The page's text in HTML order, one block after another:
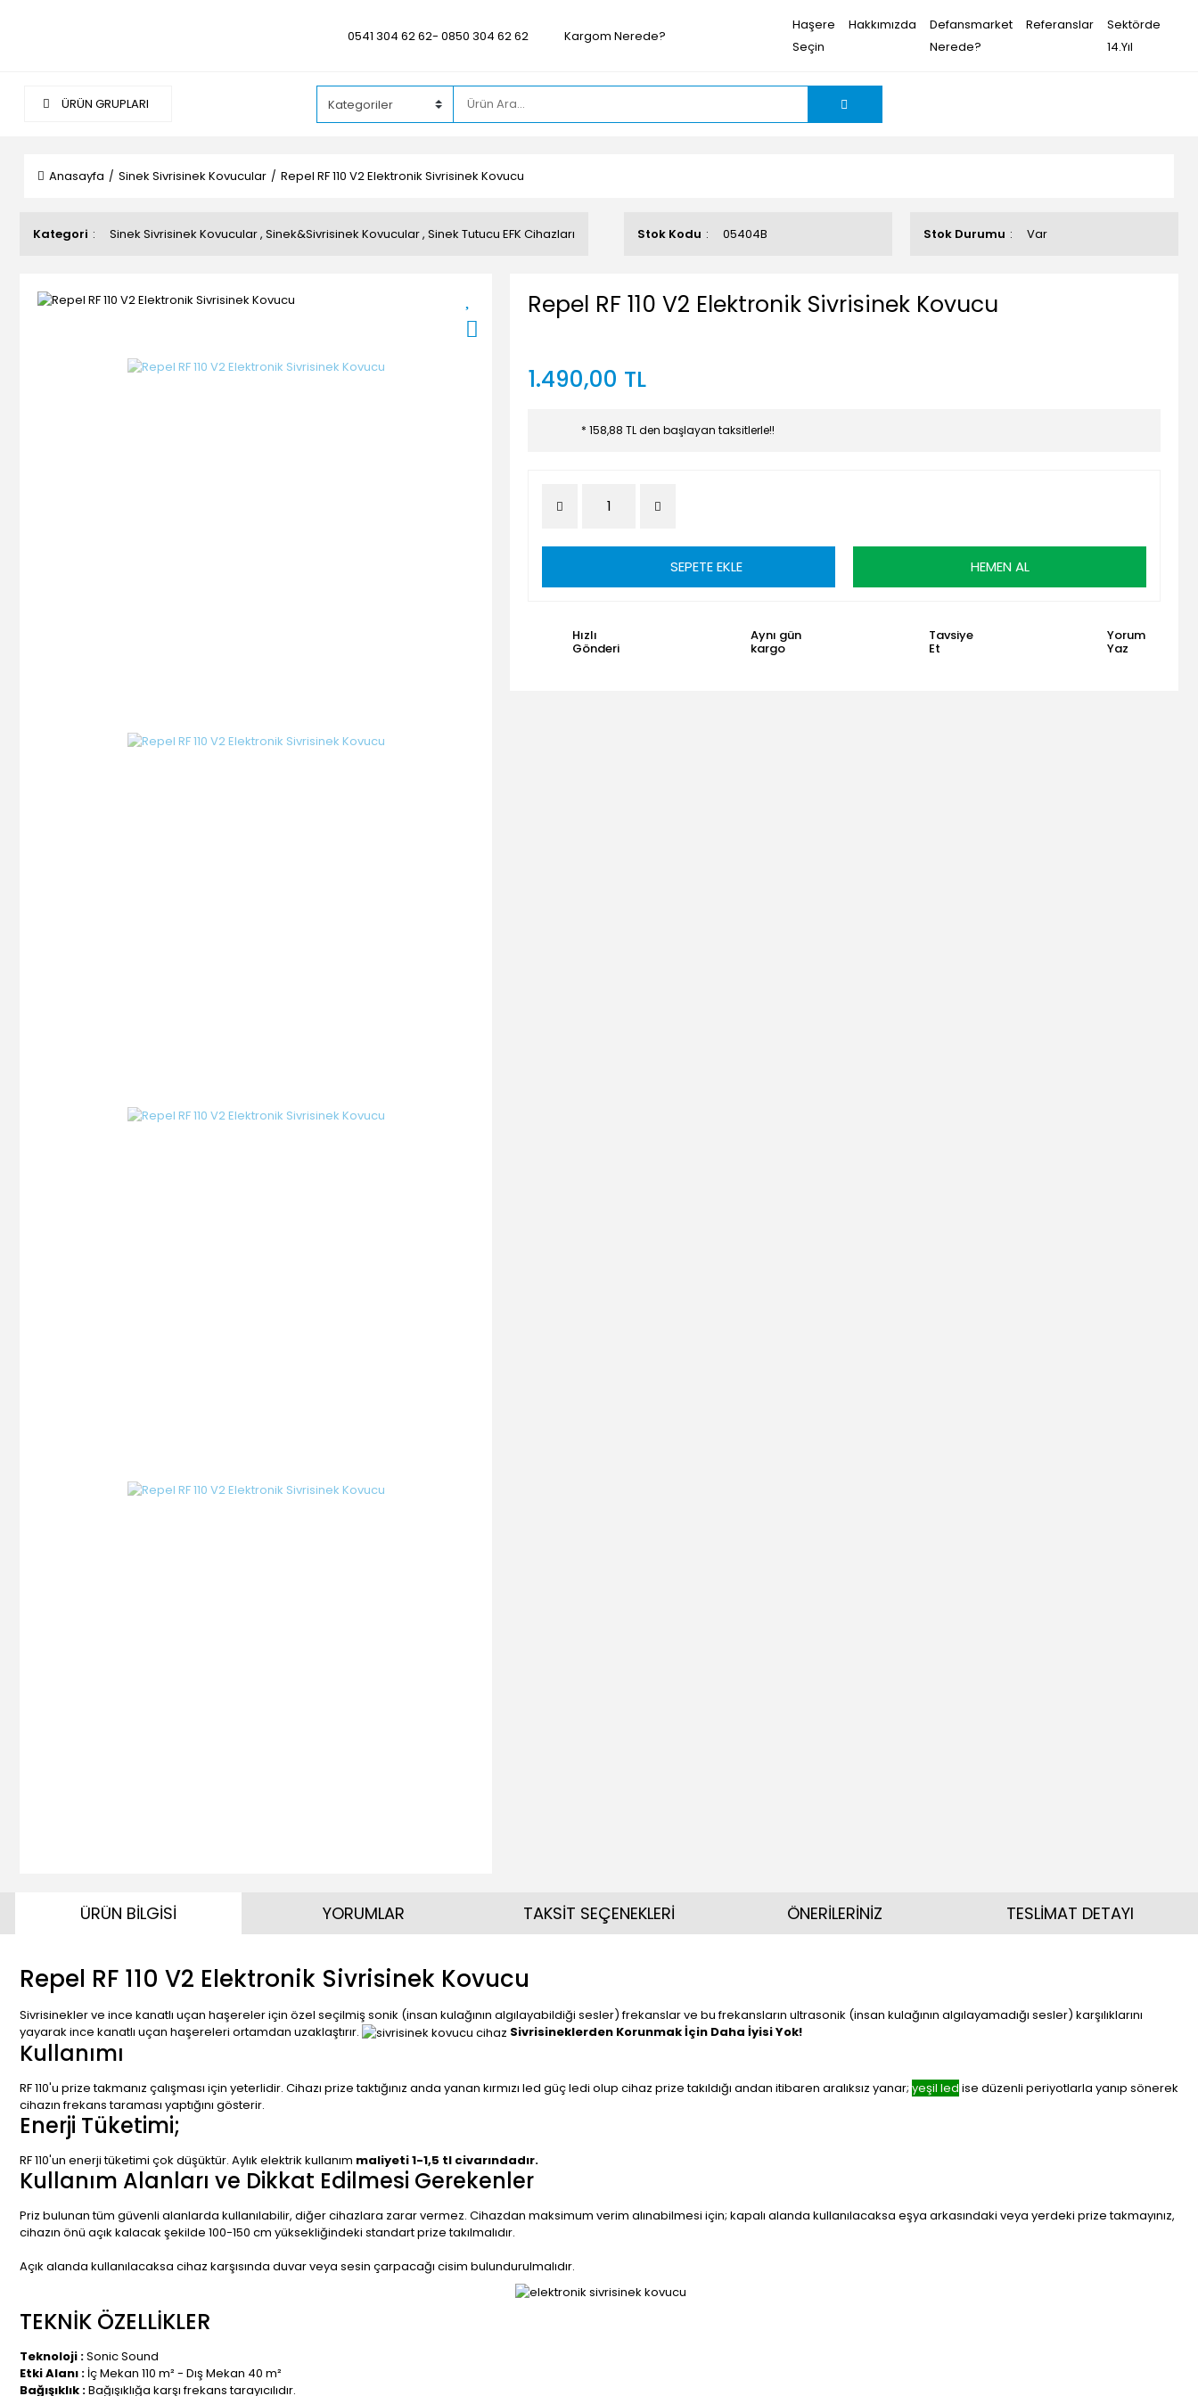
0541 304 62 62- 0850 304 62 62 Kargom Nerede?
Haşere
Seçin
Hakkımızda
Defansmarket
Nerede?
Referanslar
Sektörde
14.Yıl
ÜRÜN GRUPLARI
Anasayfa Sinek Sivrisinek Kovucular Repel RF 110 V2 Elektronik Sivrisinek Kovucu
Kategori Sinek Sivrisinek Kovucular, Sinek&Sivrisinek Kovucular, Sinek Tutucu EFK Cihazları Stok Kodu 05404B Stok Durumu Var
Repel RF 110 V2 Elektronik Sivrisinek Kovucu
1.490,00 TL
* 158,88 TL den başlayan taksitlerle!!
SEPETE EKLE HEMEN AL
Hızlı
Gönderi
Aynı gün
kargo
Tavsiye
Et
Yorum
Yaz
ÜRÜN BİLGİSİ
Repel RF 110 V2 Elektronik Sivrisinek Kovucu
Sivrisinekler ve ince kanatlı uçan haşereler için özel seçilmiş sonik (insan kulağının algılayabildiği sesler) frekanslar ve bu frekansların ultrasonik (insan kulağının algılayamadığı sesler) karşılıklarını
yayarak ince kanatlı uçan haşereleri ortamdan uzaklaştırır.
Sivrisineklerden Korunmak İçin Daha İyisi Yok!
Kullanımı
RF 110'u prize takmanız çalışması için yeterlidir. Cihazı prize taktığınız anda yanan kırmızı led güç ledi olup cihaz prize takıldığı andan itibaren aralıksız yanar; yeşil led ise düzenli periyotlarla yanıp sönerek
cihazın frekans taraması yaptığını gösterir.
Enerji Tüketimi;
RF 110'un enerji tüketimi çok düşüktür. Aylık elektrik kullanım maliyeti 1-1,5 tl civarındadır.
Kullanım Alanları ve Dikkat Edilmesi Gerekenler
Priz bulunan tüm güvenli alanlarda kullanılabilir, diğer cihazlara zarar vermez. Cihazdan maksimum verim alınabilmesi için; kapalı alanda kullanılacaksa eşya arkasındaki veya yerdeki prize takmayınız,
cihazın önü açık kalacak şekilde 100-150 cm yüksekliğindeki standart prize takılmalıdır.
Açık alanda kullanılacaksa cihaz karşısında duvar veya sesin çarpacağı cisim bulundurulmalıdır.
TEKNİK ÖZELLİKLER
Teknoloji :Sonic Sound
Etki Alanı : İç Mekan 110 m² - Dış Mekan 40 m²
Bağışıklık :Bağışıklığa karşı frekans tarayıcılıdır.
YORUMLAR TAKSİT SEÇENEKLERİ ÖNERİLERİNİZ TESLİMAT DETAYI